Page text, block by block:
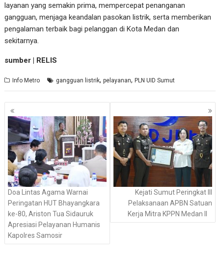
layanan yang semakin prima, mempercepat penanganan
gangguan, menjaga keandalan pasokan listrik, serta memberikan
pengalaman terbaik bagi pelanggan di Kota Medan dan
sekitarnya.
sumber | RELIS
Info Metro gangguan listrik,pelayanan,PLN UID Sumut
Navigasi
pos
Doa Lintas Agama Warnai
Peringatan HUT Bhayangkara
ke-80, Ariston Tua Sidauruk
Apresiasi Pelayanan Humanis
Kapolres Samosir
Kejati Sumut Peringkat III
Pelaksanaan APBN Satuan
Kerja Mitra KPPN Medan II